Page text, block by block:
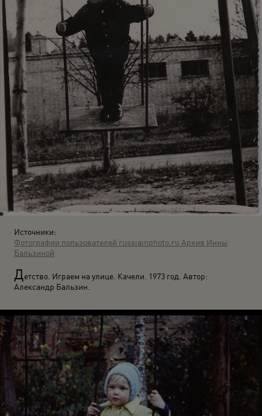
Источники:
Фотографии пользователей russiainphoto.ru Архив Инны
Бальзиной
Детство. Играем на улице. Качели. 1973 год. Автор:
Александр Бальзин.